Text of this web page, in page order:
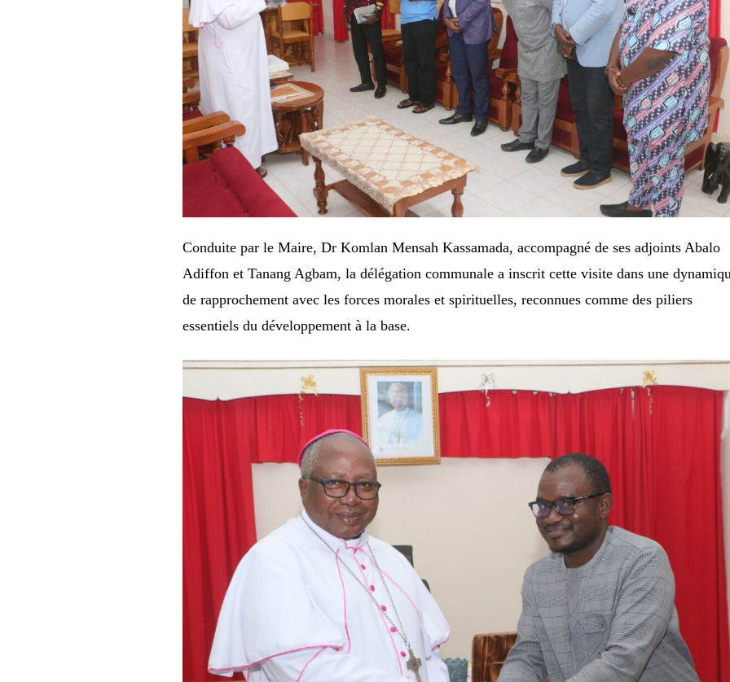
Conduite par le Maire, Dr Komlan Mensah Kassamada, accompagné de ses adjoints Abalo
Adiffon et Tanang Agbam, la délégation communale a inscrit cette visite dans une
de rapprochement avec les forces morales et spirituelles, reconnues comme des piliers
essentiels du développement à la base.